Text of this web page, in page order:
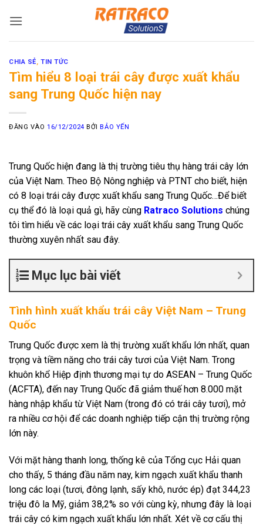
qua
CHIA SẺ,TIN TỨC
Tìm hiểu 8 loại trái cây được xuất khẩu
sang Trung Quốc hiện nay
ĐĂNG VÀO16/12/2024 BỞIBẢO YẾN
Trung Quốc hiện đang là thị trường tiêu thụ hàng trái cây lớn
của Việt Nam. Theo Bộ Nông nghiệp và PTNT cho biết, hiện
có 8 loại trái cây được xuất khẩu sang Trung Quốc…Để biết
cụ thể đó là loại quả gì, hãy cùng Ratraco Solutions chúng
tôi tìm hiểu về các loại trái cây xuất khẩu sang Trung Quốc
thường xuyên nhất sau đây.
Mục lục bài viết
Tình hình xuất khẩu trái cây Việt Nam – Trung
Quốc
Trung Quốc được xem là thị trường xuất khẩu lớn nhất, quan
trọng và tiềm năng cho trái cây tươi của Việt Nam. Trong
khuôn khổ Hiệp định thương mại tự do ASEAN – Trung Quốc
(ACFTA), đến nay Trung Quốc đã giảm thuế hơn 8.000 mặt
hàng nhập khẩu từ Việt Nam (trong đó có trái cây tươi), mở
ra nhiều cơ hội để các doanh nghiệp tiếp cận thị trường rộng
lớn này.
Với mặt hàng thanh long, thống kê của Tổng cục Hải quan
cho thấy, 5 tháng đầu năm nay, kim ngạch xuất khẩu thanh
long các loại (tươi, đông lạnh, sấy khô, nước ép) đạt 344,23
triệu đô la Mỹ, giảm 38,2% so với cùng kỳ, nhưng đây là loại
trái cây có kim ngạch xuất khẩu lớn nhất. Xét về cơ cấu thị